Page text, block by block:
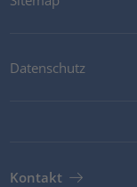
Datenschutz
Kontakt